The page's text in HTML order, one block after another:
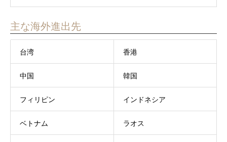
主な海外進出先
台湾 香港
中国 韓国
フィリピン インドネシア
ベトナム ラオス